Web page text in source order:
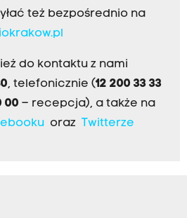
też bezpośrednio na
do kontaktu z nami
, telefonicznie (12 200 33 33
00 – recepcja), a także na
oraz Twitterze